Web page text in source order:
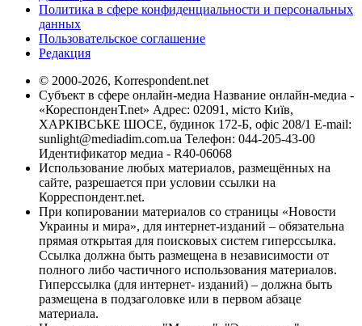
Политика в сфере конфиденциальности и персональных
данных
Пользовательское соглашение
Редакция
© 2000-2026, Korrespondent.net
Субъект в сфере онлайн-медиа Название онлайн-медиа -
«КореспонденТ.net» Адрес: 02091, місто Київ,
ХАРКІВСЬКЕ ШОСЕ, будинок 172-Б, офіс 208/1 E-mail:
sunlight@mediadim.com.ua Телефон: 044-205-43-00
Идентификатор медиа - R40-06068
Использование любых материалов, размещённых на
сайте, разрешается при условии ссылки на
Корреспондент.net.
При копировании материалов со страницы «Новости
Украины и мира», для интернет-изданий – обязательна
прямая открытая для поисковых систем гиперссылка.
Ссылка должна быть размещена в независимости от
полного либо частичного использования материалов.
Гиперссылка (для интернет- изданий) – должна быть
размещена в подзаголовке или в первом абзаце
материала.